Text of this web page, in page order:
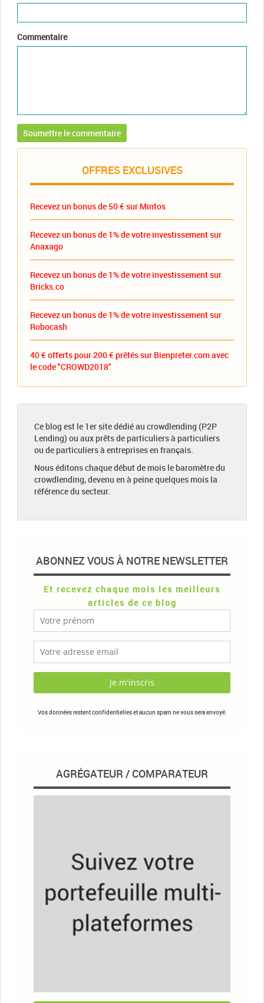
Commentaire
OFFRES EXCLUSIVES
Recevez un bonus de 50 € sur Mintos
Recevez un bonus de 1% de votre investissement sur
Anaxago
Recevez un bonus de 1% de votre investissement sur
Bricks.co
Recevez un bonus de 1% de votre investissement sur
Robocash
40 € offerts pour 200 € prêtés sur Bienpreter.com avec
le code "CROWD2018"
Ce blog est le 1er site dédié au crowdlending (P2P
Lending) ou aux prêts de particuliers à particuliers
ou de particuliers à entreprises en français.
Nous éditons chaque début de mois le baromètre du
crowdlending, devenu en à peine quelques mois la
référence du secteur.
ABONNEZ VOUS À NOTRE NEWSLETTER
Et recevez chaque mois les meilleurs
articles de ce blog
Vos données restent confidentielles et aucun spam ne vous sera envoyé.
AGRÉGATEUR / COMPARATEUR